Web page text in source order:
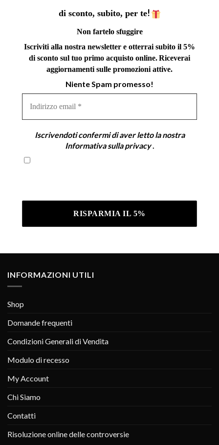
di sconto, subito, per te!
Non fartelo sfuggire
Iscriviti alla nostra newsletter e otterrai subito il 5%
di sconto sul tuo primo acquisto online.Riceverai
aggiornamenti sulle promozioni attive.
Niente Spam promesso!
email
Iscrivendoti confermi di aver letto la nostra
Informativa sulla privacy.
INFORMAZIONI UTILI
Shop
Domande frequenti
Condizioni Generali di Vendita
Modulo di recesso
My Account
Chi Siamo
Contatti
Risoluzione online delle controversie